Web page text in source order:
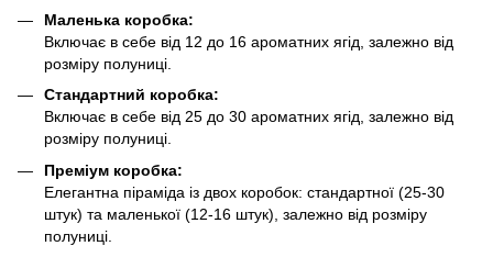
Маленька коробка:
Включає в себе від 12 до 16 ароматних ягід, залежно від
розміру полуниці.
Стандартний коробка:
Включає в себе від 25 до 30 ароматних ягід, залежно від
розміру полуниці.
Преміум коробка:
Елегантна піраміда із двох коробок: стандартної (25-30
штук) та маленької (12-16 штук), залежно від розміру
полуниці.